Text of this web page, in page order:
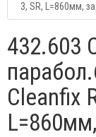
3, SR, L=860мм,
432.603
Cleanfix